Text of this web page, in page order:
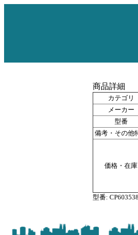
商品詳細
カテゴリ
メーカー
型番
備考・その他
価格・在庫
型番: